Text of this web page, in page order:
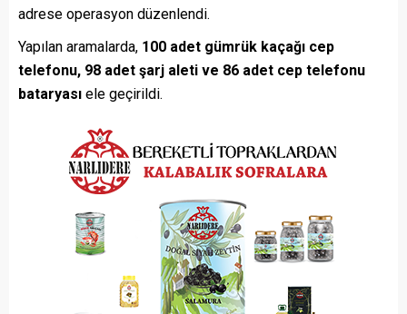
adrese operasyon düzenlendi.
Yapılan aramalarda, 100 adet gümrük kaçağı cep
telefonu, 98 adet şarj aleti ve 86 adet cep telefonu
bataryası ele geçirildi.